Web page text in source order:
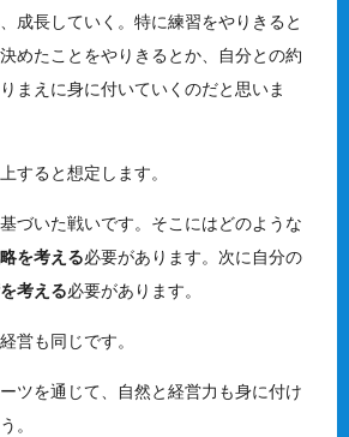
成長していく。特に練習をやりきると
めたことをやりきるとか、自分との約
まえに身に付いていくのだと思いま
すると想定します。
づいた戦いです。そこにはどのような
を考える必要があります。次に自分の
考える必要があります。
営も同じです。
ツを通じて、自然と経営力も身に付け
。